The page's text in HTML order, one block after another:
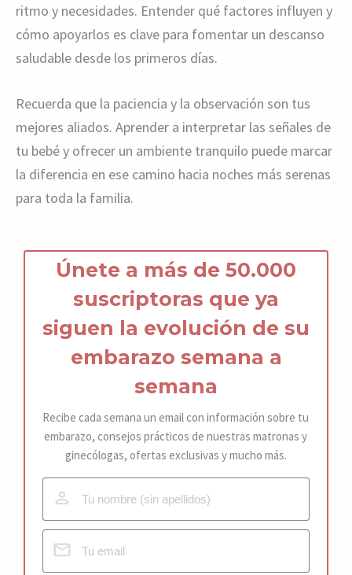
ritmo y necesidades. Entender qué factores influyen y
cómo apoyarlos es clave para fomentar un descanso
saludable desde los primeros días.
Recuerda que la paciencia y la observación son tus
mejores aliados. Aprender a interpretar las señales de
tu bebé y ofrecer un ambiente tranquilo puede marcar
la diferencia en ese camino hacia noches más serenas
para toda la familia.
Únete a más de 50.000
suscriptoras que ya
siguen la evolución de su
embarazo semana a
semana
Recibe cada semana un email con información sobre tu
embarazo, consejos prácticos de nuestras matronas y
ginecólogas, ofertas exclusivas y mucho más.